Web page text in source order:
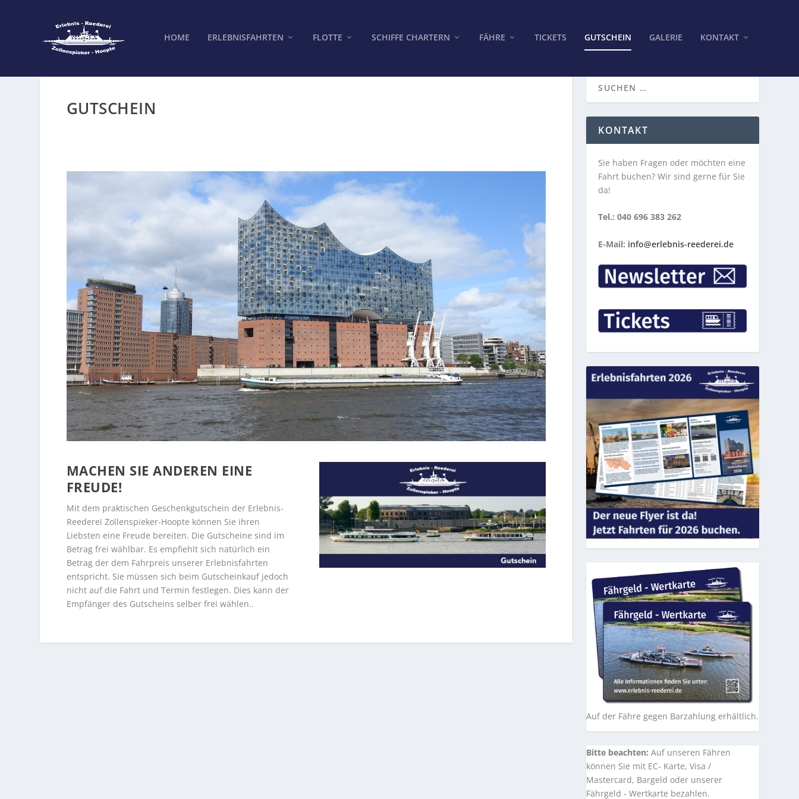
HOME ERLEBNISFAHRTEN FLOTTE SCHIFFE CHARTERN FÄHRE TICKETS GUTSCHEIN GALERIE KONTAKT
GUTSCHEIN
MACHEN SIE ANDEREN EINE
FREUDE!
Mit dem praktischen Geschenkgutschein der Erlebnis-
Reederei Zollenspieker-Hoopte können Sie ihren
Liebsten eine Freude bereiten. Die Gutscheine sind im
Betrag frei wählbar. Es empfiehlt sich natürlich ein
Betrag der dem Fahrpreis unserer Erlebnisfahrten
entspricht. Sie müssen sich beim Gutscheinkauf jedoch
nicht auf die Fahrt und Termin festlegen. Dies kann der
Empfänger des Gutscheins selber frei wählen..
KONTAKT
Sie haben Fragen oder möchten eine
Fahrt buchen? Wir sind gerne für Sie
da!
Tel.: 040 696 383 262
E-Mail: info@erlebnis-reederei.de
Auf der Fähre gegen Barzahlung erhältlich.
Bitte beachten: Auf unseren Fähren
können Sie mit EC- Karte, Visa /
Mastercard, Bargeld oder unserer
Fährgeld - Wertkarte bezahlen.